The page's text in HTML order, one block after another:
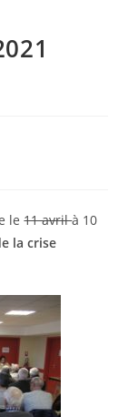
le11 avrilà 10
la crise